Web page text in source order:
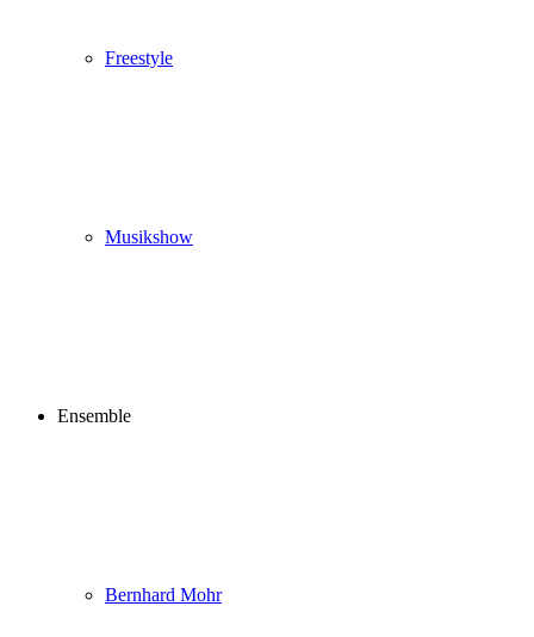
Freestyle
Musikshow
Ensemble
Bernhard Mohr